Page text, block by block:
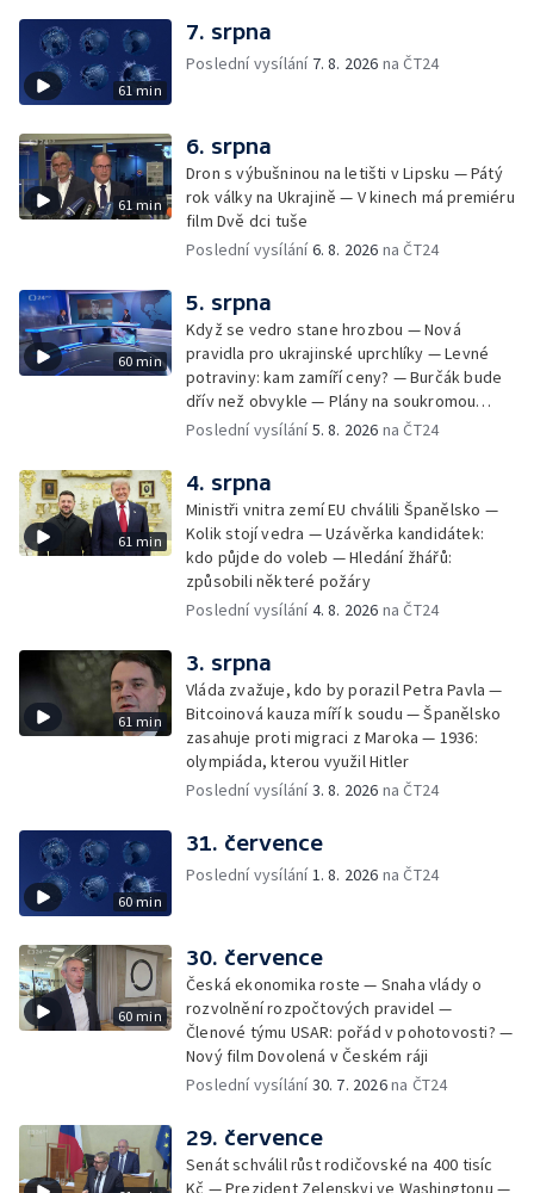
61 min
7. srpna
Poslední vysílání 7. 8. 2026 na ČT24
61 min
6. srpna
Dron s výbušninou na letišti v Lipsku — Pátý
rok války na Ukrajině — V kinech má premiéru
film Dvě dci tuše
Poslední vysílání6. 8. 2026 na ČT24
60 min
5. srpna
Když se vedro stane hrozbou — Nová
pravidla pro ukrajinské uprchlíky — Levné
potraviny: kam zamíří ceny? — Burčák bude
dřív než obvykle — Plány na soukromou
orbitální stanici
Poslední vysílání5. 8. 2026 na ČT24
61 min
4. srpna
Ministři vnitra zemí EU chválili Španělsko —
Kolik stojí vedra — Uzávěrka kandidátek:
kdo půjde do voleb — Hledání žhářů:
způsobili některé požáry
Poslední vysílání4. 8. 2026 na ČT24
61 min
3. srpna
Vláda zvažuje, kdo by porazil Petra Pavla —
Bitcoinová kauza míří k soudu — Španělsko
zasahuje proti migraci z Maroka — 1936:
olympiáda, kterou využil Hitler
Poslední vysílání3. 8. 2026 na ČT24
60 min
31. července
Poslední vysílání1. 8. 2026 na ČT24
60 min
30. července
Česká ekonomika roste — Snaha vlády o
rozvolnění rozpočtových pravidel —
Členové týmu USAR: pořád v pohotovosti? —
Nový film Dovolená v Českém ráji
Poslední vysílání30. 7. 2026na ČT24
29. července
Senát schválil růst rodičovské na 400 tisíc
Kč — Prezident Zelenskyj ve Washingtonu —